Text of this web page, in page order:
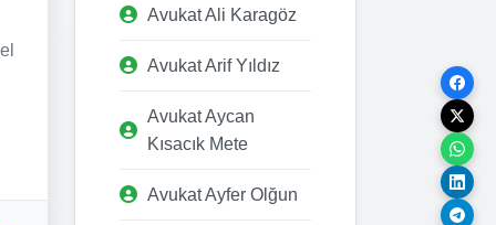
Avukat Ali Karagöz
Avukat Arif Yıldız
Avukat Aycan
Kısacık Mete
Avukat Ayfer Olğun